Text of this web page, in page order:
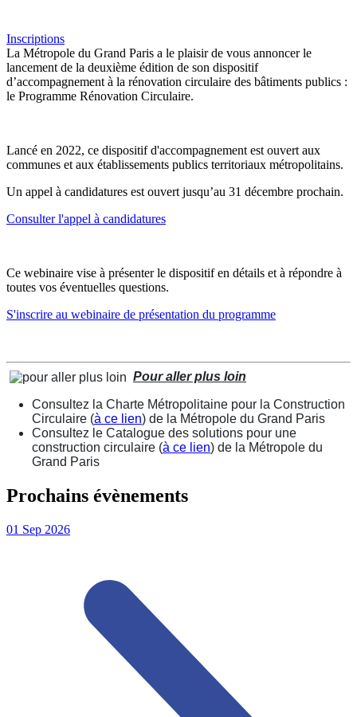
Inscriptions
La Métropole du Grand Paris a le plaisir de vous annoncer le
lancement de la deuxième édition de son dispositif
d’accompagnement à la rénovation circulaire des bâtiments publics :
le Programme Rénovation Circulaire.
Lancé en 2022, ce dispositif d'accompagnement est ouvert aux
communes et aux établissements publics territoriaux métropolitains.
Un appel à candidatures est ouvert jusqu’au 31 décembre prochain.
Consulter l'appel à candidatures
Ce webinaire vise à présenter le dispositif en détails et à répondre à
toutes vos éventuelles questions.
S'inscrire au webinaire de présentation du programme
Pour aller plus loin
Consultez la Charte Métropolitaine pour la Construction
Circulaire (à ce lien) de la Métropole du Grand Paris
Consultez le Catalogue des solutions pour une
construction circulaire (à ce lien) de la Métropole du
Grand Paris
Prochains évènements
01 Sep 2026